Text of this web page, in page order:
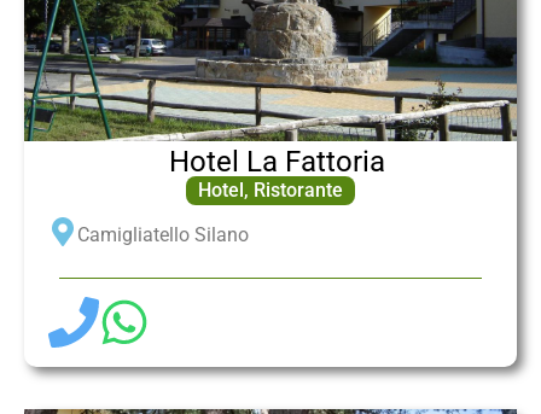
Hotel , Ristorante
Camigliatello Silano
Hotel La Fattoria